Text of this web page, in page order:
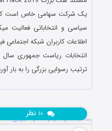
یک شرکت سهامی خاص است که
اطلاعات کاربران شبکه
ترتیب رسوایی بزرگی را به بار
دانلود فیلم دختر شیرین Sweet Girl 2021
نظر